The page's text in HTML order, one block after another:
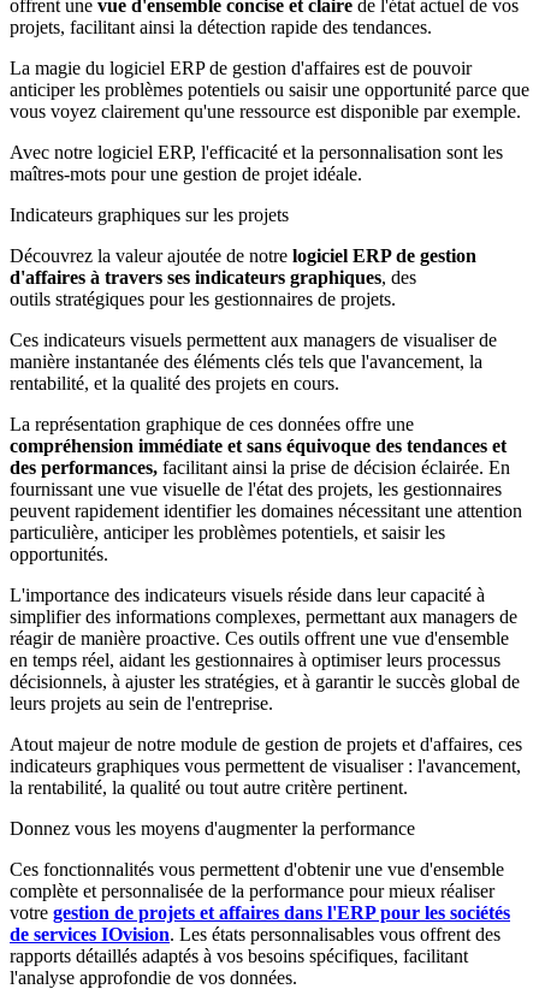
offrent une vue d'ensemble concise et claire de l'état actuel de vos
projets, facilitant ainsi la détection rapide des tendances.
La magie du logiciel ERP de gestion d'affaires est de pouvoir
anticiper les problèmes potentiels ou saisir une opportunité parce que
vous voyez clairement qu'une ressource est disponible par exemple.
Avec notre logiciel ERP, l'efficacité et la personnalisation sont les
maîtres-mots pour une gestion de projet idéale.
Indicateurs graphiques sur les projets
Découvrez la valeur ajoutée de notre logiciel ERP de gestion
d'affaires à travers ses indicateurs graphiques, des
outils stratégiques pour les gestionnaires de projets.
Ces indicateurs visuels permettent aux managers de visualiser de
manière instantanée des éléments clés tels que l'avancement, la
rentabilité, et la qualité des projets en cours.
La représentation graphique de ces données offre une
compréhension immédiate et sans équivoque des tendances et
des performances, facilitant ainsi la prise de décision éclairée. En
fournissant une vue visuelle de l'état des projets, les gestionnaires
peuvent rapidement identifier les domaines nécessitant une attention
particulière, anticiper les problèmes potentiels, et saisir les
opportunités.
L'importance des indicateurs visuels réside dans leur capacité à
simplifier des informations complexes, permettant aux managers de
réagir de manière proactive. Ces outils offrent une vue d'ensemble
en temps réel, aidant les gestionnaires à optimiser leurs processus
décisionnels, à ajuster les stratégies, et à garantir le succès global de
leurs projets au sein de l'entreprise.
Atout majeur de notre module de gestion de projets et d'affaires, ces
indicateurs graphiques vous permettent de visualiser : l'avancement,
la rentabilité, la qualité ou tout autre critère pertinent.
Donnez vous les moyens d'augmenter la performance
Ces fonctionnalités vous permettent d'obtenir une vue d'ensemble
complète et personnalisée de la performance pour mieux réaliser
votre gestion de projets et affaires dans l'ERP pour les sociétés
de services IOvision. Les états personnalisables vous offrent des
rapports détaillés adaptés à vos besoins spécifiques, facilitant
l'analyse approfondie de vos données.